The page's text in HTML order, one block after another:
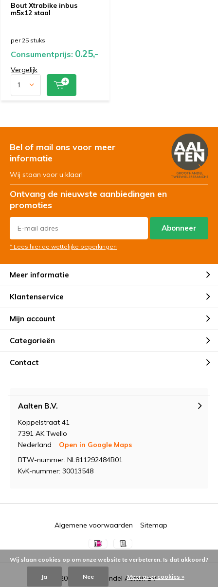
Bout Xtrabike inbus
m5x12 staal
per 25 stuks
Consumentprijs: 0.25,-
Vergelijk
Bel of mail ons voor meer
informatie
Wij staan voor u klaar!
Ontvang de nieuwste aanbiedingen en
promoties
Abonneer
* Lees hier de wettelijke beperkingen
Meer informatie
Klantenservice
Mijn account
Categorieën
Contact
Aalten B.V.
Koppelstraat 41
7391 AK Twello
Nederland
Open in Google Maps
BTW-nummer: NL811292484B01
KvK-nummer: 30013548
© 2026 - Groothandel Aalten BV
Algemene voorwaarden Sitemap
Wij slaan cookies op om onze website te verbeteren. Is dat akkoord?
Ja Nee Meer over cookies »